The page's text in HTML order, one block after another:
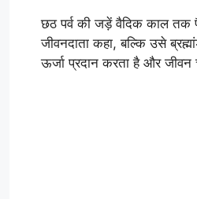
छठ पर्व की जड़ें वैदिक काल तक
जीवनदाता कहा, बल्कि उसे
ऊर्जा प्रदान करता है और